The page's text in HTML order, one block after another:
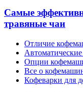
Самые
травяные чаи
Отличие
Опции
Все о
Кофеварки для